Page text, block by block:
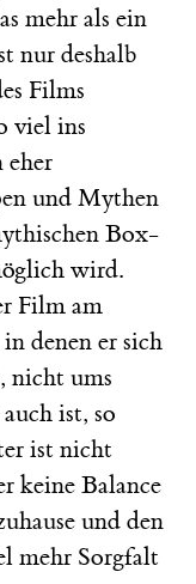
mehr als ein
nur deshalb
Films
viel ins
eher
und Mythen
Box-
wird.
Film am
denen er sich
nicht ums
ist, so
ist nicht
keine Balance
und den
mehr Sorgfalt